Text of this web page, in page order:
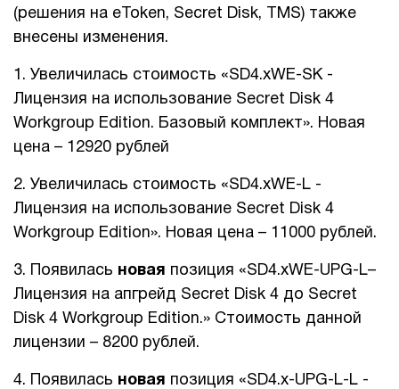
(решения на eToken, Secret Disk, TMS) также
внесены изменения.
1. Увеличилась стоимость «SD4.xWE-SK -
Лицензия на использование Secret Disk 4
Workgroup Edition. Базовый комплект». Новая
цена – 12920 рублей
2. Увеличилась стоимость «SD4.xWE-L -
Лицензия на использование Secret Disk 4
Workgroup Edition». Новая цена – 11000 рублей.
3. Появилась новая позиция «SD4.xWE-UPG-L–
Лицензия на апгрейд Secret Disk 4 до Secret
Disk 4 Workgroup Edition.» Стоимость данной
лицензии – 8200 рублей.
4. Появилась новая позиция «SD4.x-UPG-L-L -